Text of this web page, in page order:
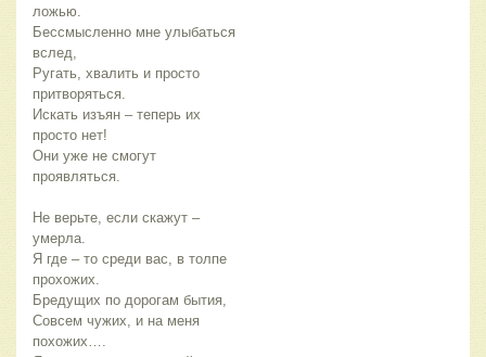
ложью.
Бессмысленно мне улыбаться
вслед,
Ругать, хвалить и просто
притворяться.
Искать изъян – теперь их
просто нет!
Они уже не смогут
проявляться.
Не верьте, если скажут –
умерла.
Я где – то среди вас, в толпе
прохожих.
Бредущих по дорогам бытия,
Совсем чужих, и на меня
похожих….